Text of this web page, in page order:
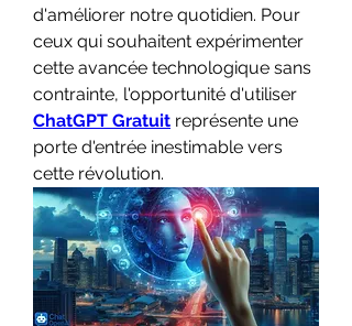
d'améliorer notre quotidien. Pour
ceux qui souhaitent expérimenter
cette avancée technologique sans
ChatGPT Gratuit représente une
porte d'entrée inestimable vers
cette révolution.